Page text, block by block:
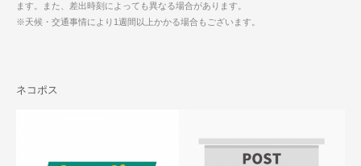
ます。また、差出時刻によっても異なる場合があります。
※天候・交通事情により1週間以上かかる場合もございます。
ネコポス